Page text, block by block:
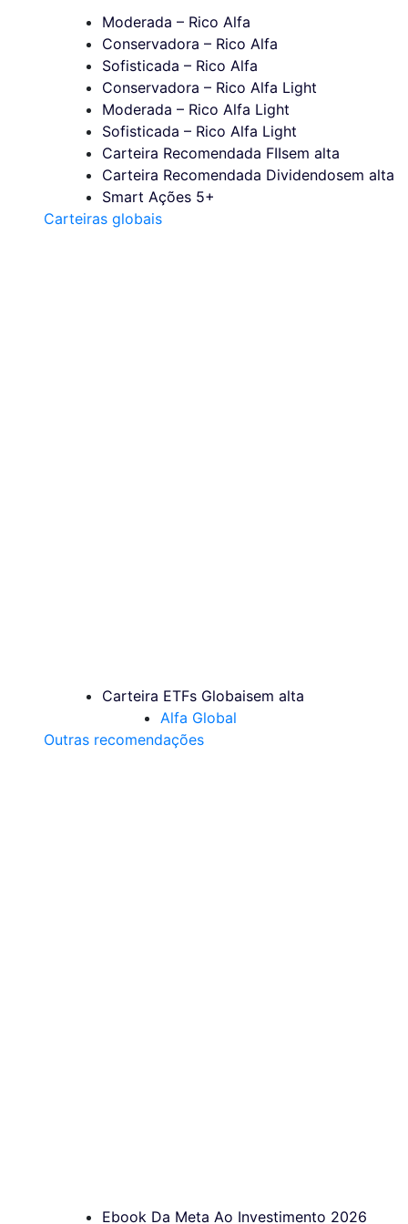
Moderada – Rico Alfa
Conservadora – Rico Alfa
Sofisticada – Rico Alfa
Conservadora – Rico Alfa Light
Moderada – Rico Alfa Light
Sofisticada – Rico Alfa Light
Carteira Recomendada FIIsem alta
Carteira Recomendada Dividendosem alta
Smart Ações 5+
Carteiras globais
Carteira ETFs Globaisem alta
Alfa Global
Outras recomendações
Ebook Da Meta Ao Investimento 2026